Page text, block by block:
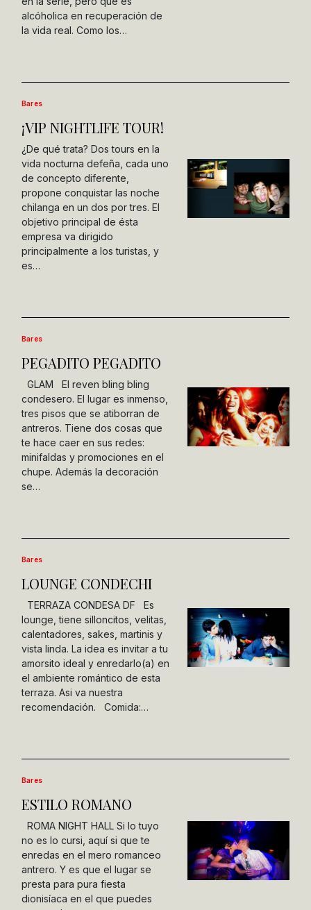
alcóholica en recuperación de
la vida real. Como los…
Bares
¡VIP NIGHTLIFE TOUR!
¿De qué trata? Dos tours en la
vida nocturna defeña, cada uno
de concepto diferente,
propone conquistar las noche
chilanga en un dos por tres. El
objetivo principal de ésta
empresa va dirigido
principalmente a los turistas, y
es…
Bares
PEGADITO PEGADITO
GLAM El reven bling bling
condesero. El lugar es inmenso,
tres pisos que se atiborran de
antreros. Tiene dos cosas que
te hace caer en sus redes:
minifaldas y promociones en el
chupe. Además la decoración
se…
Bares
LOUNGE CONDECHI
TERRAZA CONDESA DF Es
lounge, tiene silloncitos, velitas,
calentadores, sakes, martinis y
vista linda. La idea es invitar a tu
amorsito ideal y enredarlo(a) en
el ambiente romántico de esta
terraza. Asi va nuestra
recomendación. Comida:…
Bares
ESTILO ROMANO
ROMA NIGHT HALL Si lo tuyo
no es lo cursi, aquí si que te
enredas en el mero romanceo
antrero. Y es que el lugar se
presta para pura fiesta
dionisíaca en el que puedes